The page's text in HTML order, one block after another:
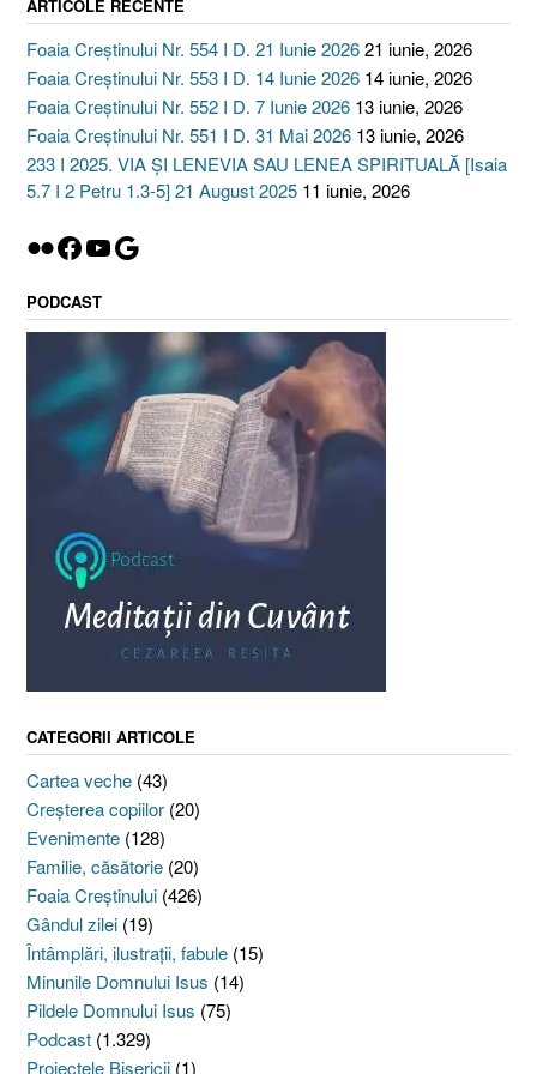
ARTICOLE RECENTE
Foaia Creștinului Nr. 554 I D. 21 Iunie 202621 iunie, 2026
Foaia Creștinului Nr. 553 I D. 14 Iunie 2026 14 iunie, 2026
Foaia Creștinului Nr. 552 I D. 7 Iunie 2026 13 iunie, 2026
Foaia Creștinului Nr. 551 I D. 31 Mai 2026 13 iunie, 2026
233 I 2025. VIA ȘI LENEVIA SAU LENEA SPIRITUALĂ [Isaia
5.7 I 2 Petru 1.3-5] 21 August 2025 11 iunie, 2026
Flickr
Facebook
YouTube
Google
PODCAST
CATEGORII ARTICOLE
Cartea veche (43)
Creşterea copiilor (20)
Evenimente (128)
Familie, căsătorie (20)
Foaia Creştinului (426)
Gândul zilei (19)
Întâmplări, ilustraţii, fabule (15)
Minunile Domnului Isus (14)
Pildele Domnului Isus (75)
Podcast (1.329)
Proiectele Bisericii (1)